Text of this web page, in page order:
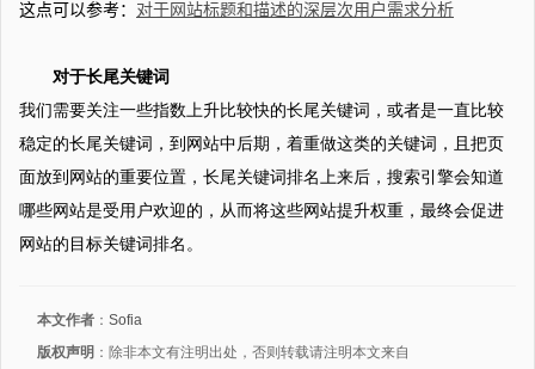
这点可以参考： 对于网站标题和描述的深层次用户需求分析
对于长尾关键词
我们需要关注一些指数上升比较快的长尾关键词，或者是一直比较
稳定的长尾关键词，到网站中后期，着重做这类的关键词，且把页
面放到网站的重要位置，长尾关键词排名上来后，搜索引擎会知道
哪些网站是受用户欢迎的，从而将这些网站提升权重，最终会促进
网站的目标关键词排名。
本文作者 ： Sofia
版权声明 ：除非本文有注明出处，否则转载请注明本文来自